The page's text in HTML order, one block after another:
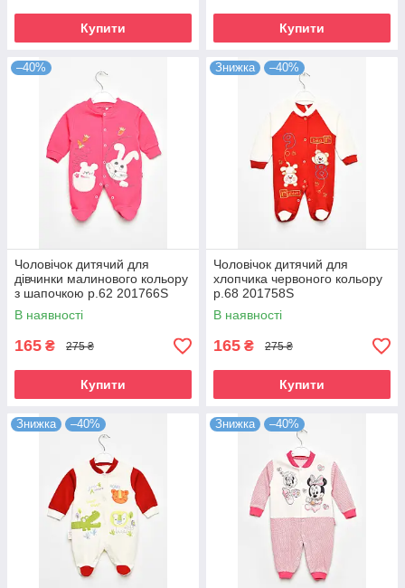
Купити Купити
–40%
Чоловічок дитячий для
дівчинки малинового кольору
з шапочкою р.62 201766S
В наявності
165 ₴ 275 ₴
Купити
Знижка –40%
Чоловічок дитячий для
хлопчика червоного кольору
р.68 201758S
В наявності
165 ₴ 275 ₴
Купити
Знижка –40% Знижка –40%